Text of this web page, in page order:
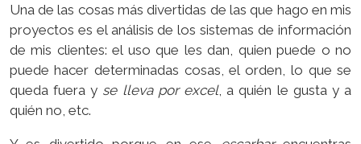
Una de las cosas más divertidas de las que hago en mis
proyectos es el análisis de los sistemas de información
de mis clientes: el uso que les dan, quien puede o no
puede hacer determinadas cosas, el orden, lo que se
queda fuera y se lleva por excel, a quién le gusta y a
quién no, etc.